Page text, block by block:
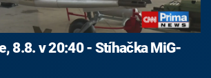
8.8. v 20:40 - Stíhačka MiG-